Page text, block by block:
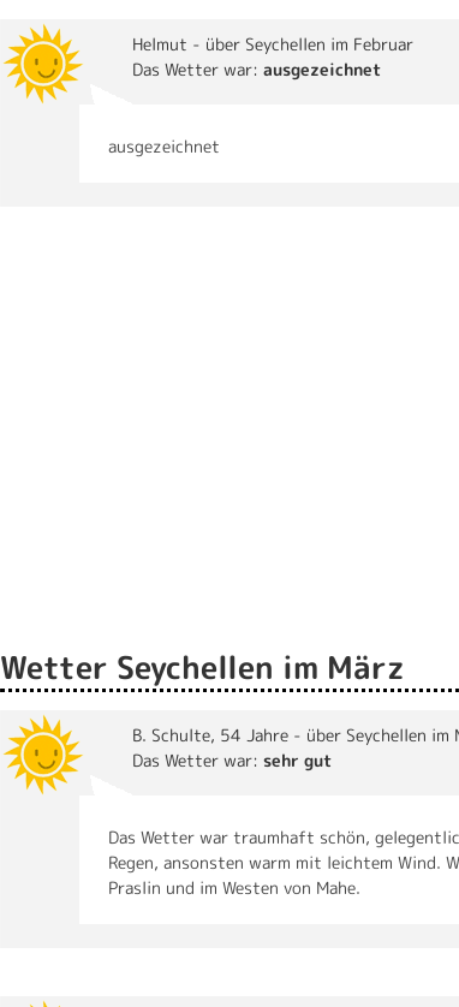
Helmut - über Seychellen im Februar
Das Wetter war: ausgezeichnet
ausgezeichnet
Wetter Seychellen im März
B. Schulte, 54 Jahre - über Seychellen im
Das Wetter war: sehr gut
Das Wetter war traumhaft schön,
Regen, ansonsten warm mit leichtem Wind.
Praslin und im Westen von Mahe.